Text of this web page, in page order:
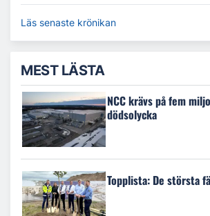
Läs senaste krönikan
MEST LÄSTA
NCC krävs på fem
dödsolycka
Topplista: De största